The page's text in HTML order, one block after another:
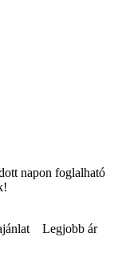
napon foglalható
Legjobb ár